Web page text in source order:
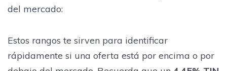
del mercado:
Estos rangos te sirven para identificar
rápidamente si una oferta está por encima o por